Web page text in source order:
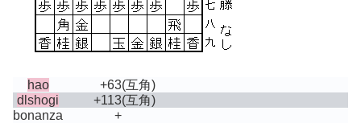
hao +63(互角)
dlshogi
+113(互角)
bonanza
+